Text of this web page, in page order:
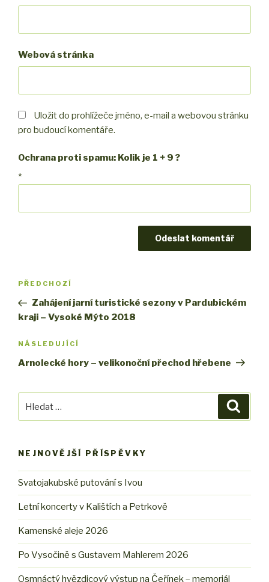
Webová stránka
Uložit do prohlížeče jméno, e-mail a webovou stránku
pro budoucí komentáře.
Ochrana proti spamu: Kolik je 1 + 9 ?
*
Navigace
příspěvek
Předchozí
příspěvek
PŘEDCHOZÍ
Zahájení jarní turistické sezony v Pardubickém
kraji – Vysoké Mýto 2018
Následující
příspěvek
NÁSLEDUJÍCÍ
Arnolecké hory – velikonoční přechod hřebene
NEJNOVĚJŠÍ PŘÍSPĚVKY
Svatojakubské putování s Ivou
Letní koncerty v Kalištích a Petrkově
Kamenské aleje 2026
Po Vysočině s Gustavem Mahlerem 2026
Osmnáctý hvězdicový výstup na Čeřínek – memoriál